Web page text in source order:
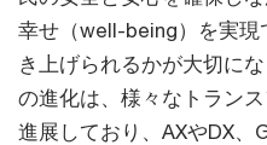
幸せ（well-being）を実現
き上げられるかが大切に
の進化は、様々なトラン
進展しており、AXやDX、